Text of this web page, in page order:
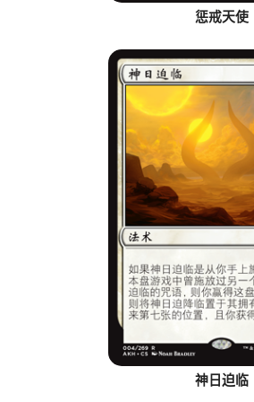
惩戒天使
神日迫临